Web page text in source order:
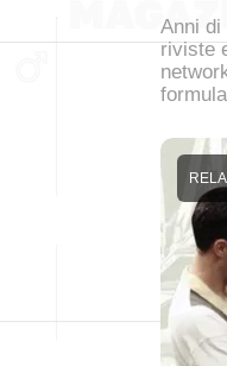
Anni di
riviste